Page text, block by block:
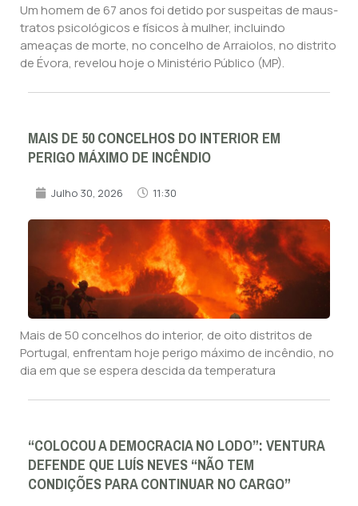
Um homem de 67 anos foi detido por suspeitas de maus-
tratos psicológicos e físicos à mulher, incluindo
ameaças de morte, no concelho de Arraiolos, no distrito
de Évora, revelou hoje o Ministério Público (MP).
MAIS DE 50 CONCELHOS DO INTERIOR EM
PERIGO MÁXIMO DE INCÊNDIO
Julho 30, 2026 11:30
Mais de 50 concelhos do interior, de oito distritos de
Portugal, enfrentam hoje perigo máximo de incêndio, no
dia em que se espera descida da temperatura
“COLOCOU A DEMOCRACIA NO LODO”: VENTURA
DEFENDE QUE LUÍS NEVES “NÃO TEM
CONDIÇÕES PARA CONTINUAR NO CARGO”